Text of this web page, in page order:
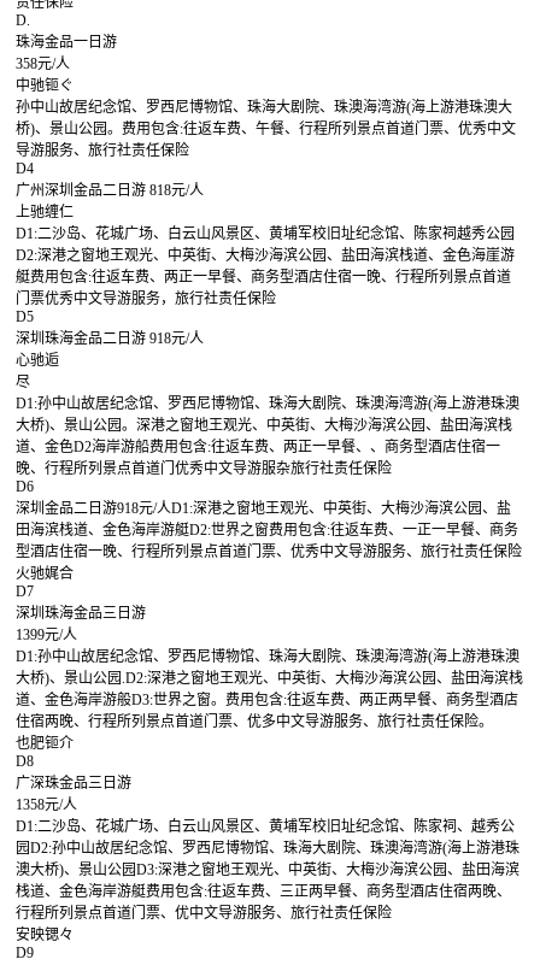
D.
珠海金品一日游
358元/人
中驰钷ぐ
孙中山故居纪念馆、罗西尼博物馆、珠海大剧院、珠澳海湾游(海上游港珠澳大
桥)、景山公园。费用包含:往返车费、午餐、行程所列景点首道门票、优秀中文
导游服务、旅行社责任保险
D4
广州深圳金品二日游 818元/人
上驰缠仁
D1:二沙岛、花城广场、白云山风景区、黄埔军校旧址纪念馆、陈家祠越秀公园
D2:深港之窗地王观光、中英街、大梅沙海滨公园、盐田海滨栈道、金色海崖游
艇费用包含:往返车费、两正一早餐、商务型酒店住宿一晚、行程所列景点首道
门票优秀中文导游服务，旅行社责任保险
D5
深圳珠海金品二日游 918元/人
心驰逅
尽
D1:孙中山故居纪念馆、罗西尼博物馆、珠海大剧院、珠澳海湾游(海上游港珠澳
大桥)、景山公园。深港之窗地王观光、中英街、大梅沙海滨公园、盐田海滨栈
道、金色D2海岸游船费用包含:往返车费、两正一早餐、、商务型酒店住宿一
晚、行程所列景点首道门优秀中文导游服杂旅行社责任保险
D6
深圳金品二日游918元/人D1:深港之窗地王观光、中英街、大梅沙海滨公园、盐
田海滨栈道、金色海岸游艇D2:世界之窗费用包含:往返车费、一正一早餐、商务
型酒店住宿一晚、行程所列景点首道门票、优秀中文导游服务、旅行社责任保险
火驰娓合
D7
深圳珠海金品三日游
1399元/人
D1:孙中山故居纪念馆、罗西尼博物馆、珠海大剧院、珠澳海湾游(海上游港珠澳
大桥)、景山公园.D2:深港之窗地王观光、中英街、大梅沙海滨公园、盐田海滨栈
道、金色海岸游般D3:世界之窗。费用包含:往返车费、两正两早餐、商务型酒店
住宿两晚、行程所列景点首道门票、优多中文导游服务、旅行社责任保险。
也肥钷介
D8
广深珠金品三日游
1358元/人
D1:二沙岛、花城广场、白云山风景区、黄埔军校旧址纪念馆、陈家祠、越秀公
园D2:孙中山故居纪念馆、罗西尼博物馆、珠海大剧院、珠澳海湾游(海上游港珠
澳大桥)、景山公园D3:深港之窗地王观光、中英街、大梅沙海滨公园、盐田海滨
栈道、金色海岸游艇费用包含:往返车费、三正两早餐、商务型酒店住宿两晚、
行程所列景点首道门票、优中文导游服务、旅行社责任保险
安映锶々
D9